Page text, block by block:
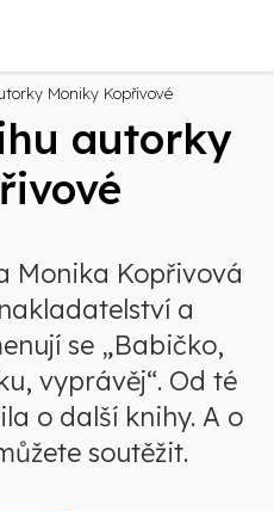
Moniky Kopřivové
autorky
Monika Kopřivová
a
se „Babičko,
vyprávěj“. Od té
o další knihy. A o
soutěžit.